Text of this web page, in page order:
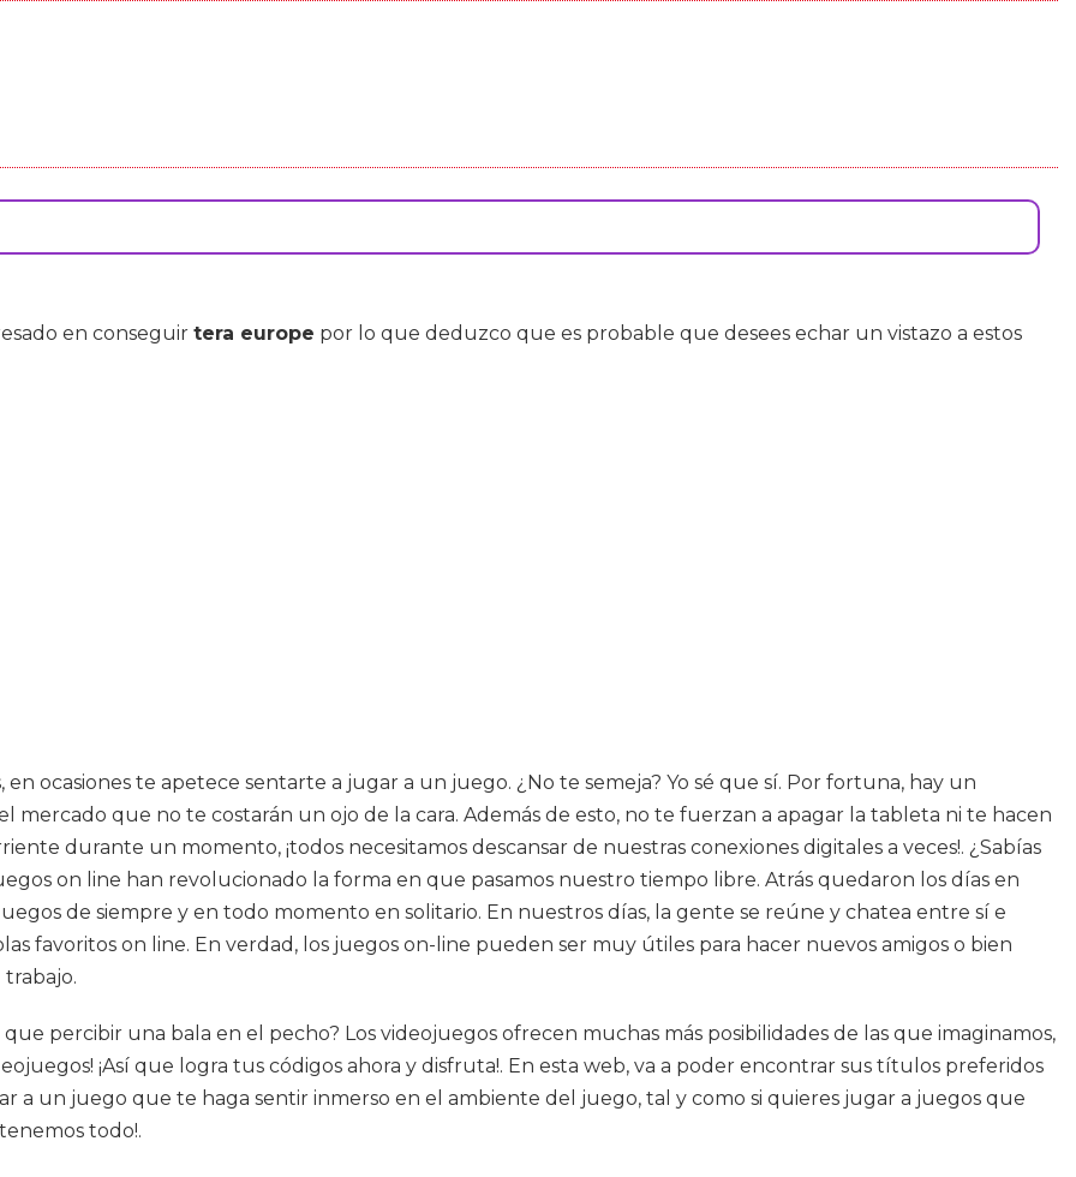
en conseguir tera europe por lo que deduzco que es probable que desees echar un vistazo a estos
ocasiones te apetece sentarte a jugar a un juego. ¿No te semeja? Yo sé que sí. Por fortuna, hay un
mercado que no te costarán un ojo de la cara. Además de esto, no te fuerzan a apagar la tableta ni te hacen
durante un momento, ¡todos necesitamos descansar de nuestras conexiones digitales a veces!. ¿Sabías
on line han revolucionado la forma en que pasamos nuestro tiempo libre. Atrás quedaron los días en
de siempre y en todo momento en solitario. En nuestros días, la gente se reúne y chatea entre sí e
favoritos on line. En verdad, los juegos on-line pueden ser muy útiles para hacer nuevos amigos o bien
percibir una bala en el pecho? Los videojuegos ofrecen muchas más posibilidades de las que imaginamos,
¡Así que logra tus códigos ahora y disfruta!. En esta web, va a poder encontrar sus títulos preferidos
a un juego que te haga sentir inmerso en el ambiente del juego, tal y como si quieres jugar a juegos que
todo!.